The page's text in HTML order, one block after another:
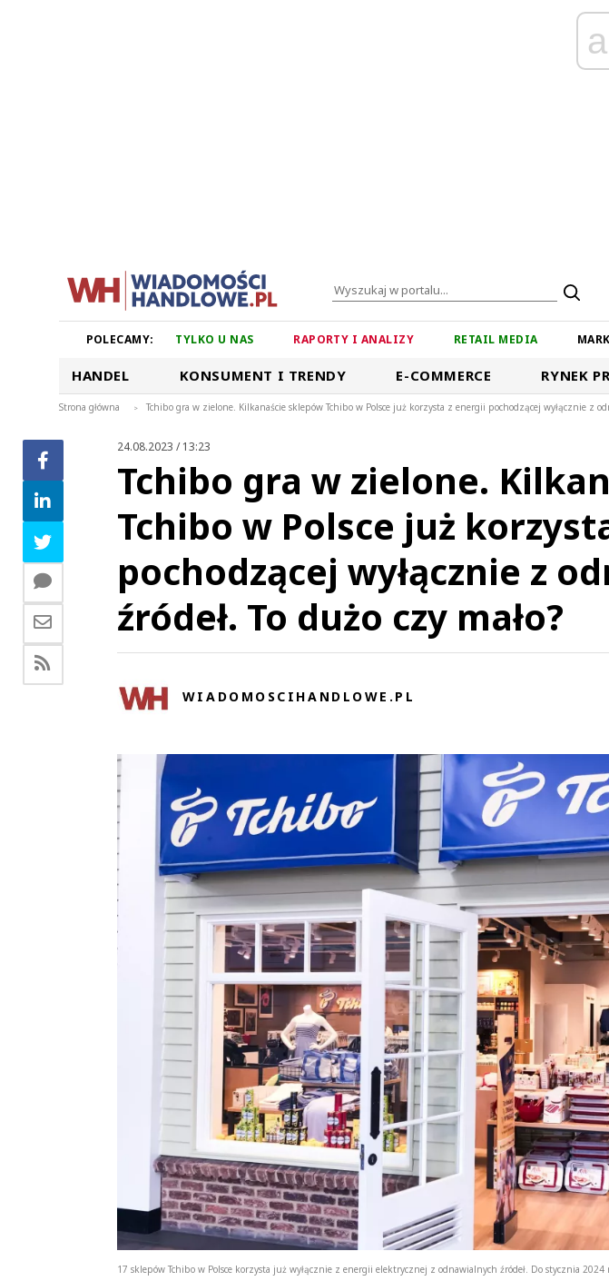
POLECAMY: TYLKO U NAS RAPORTY I ANALIZY RETAIL MEDIA
HANDEL KONSUMENT I TRENDY E-COMMERCE RYNEK
Strona główna > Tchibo gra w zielone. Kilkanaście sklepów Tchibo w Polsce już korzysta z energii pochodzącej wyłącznie z
24.08.2023 / 13:23
Tchibo gra w zielone.
Tchibo w Polsce już
pochodzącej wyłącznie z
źródeł. To dużo czy mało?
WIADOMOSCIHANDLOWE.PL
17 sklepów Tchibo w Polsce korzysta już wyłącznie z energii elektrycznej z odnawialnych źródeł. Do stycznia